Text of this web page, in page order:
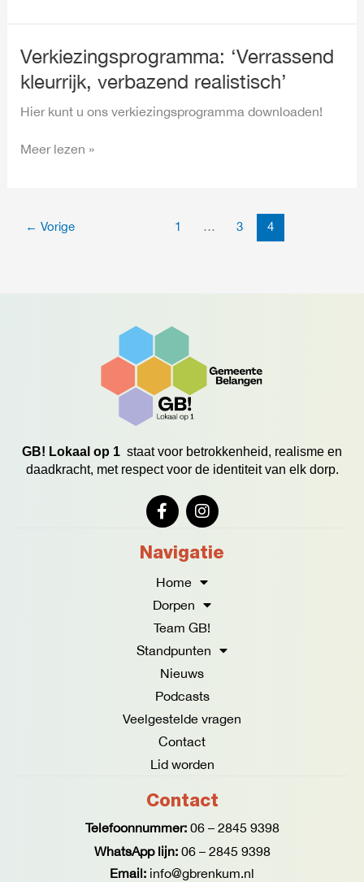
Verkiezingsprogramma: ‘Verrassend
kleurrijk, verbazend realistisch’
Hier kunt u ons verkiezingsprogramma downloaden!
Verkiezingsprogramma:
kleurrijk,
verbazend
Meer lezen »
← Vorige 1 … 3 4
GB! Lokaal op 1 staat voor betrokkenheid, realisme en
daadkracht, met respect voor de identiteit van elk dorp.
F
a
e
o
o
k
-
f
I
n
t
g
r
m
Navigatie
Home
Dorpen
Team GB!
Standpunten
Nieuws
Podcasts
Veelgestelde vragen
Contact
Lid worden
Contact
Telefoonnummer: 06 – 2845 9398
WhatsApp lijn: 06 – 2845 9398
Email: info@gbrenkum.nl